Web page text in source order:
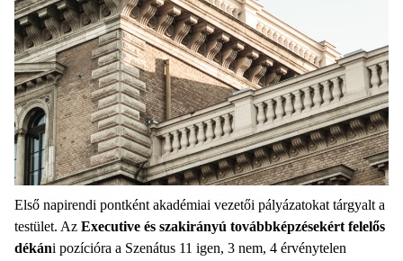
Első napirendi pontként akadémiai vezetői pályázatokat tárgyalt a
testület. Az Executive és szakirányú továbbképzésekért felelős
dékáni pozícióra a Szenátus 11 igen, 3 nem, 4 érvénytelen